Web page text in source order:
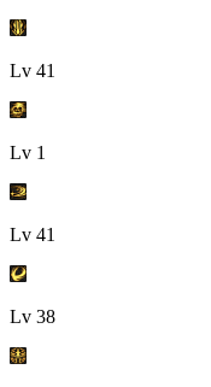
Lv 41
Lv 1
Lv 41
Lv 38